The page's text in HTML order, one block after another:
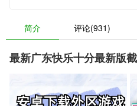
简介 评论(931)
最新广东快乐十分最新版